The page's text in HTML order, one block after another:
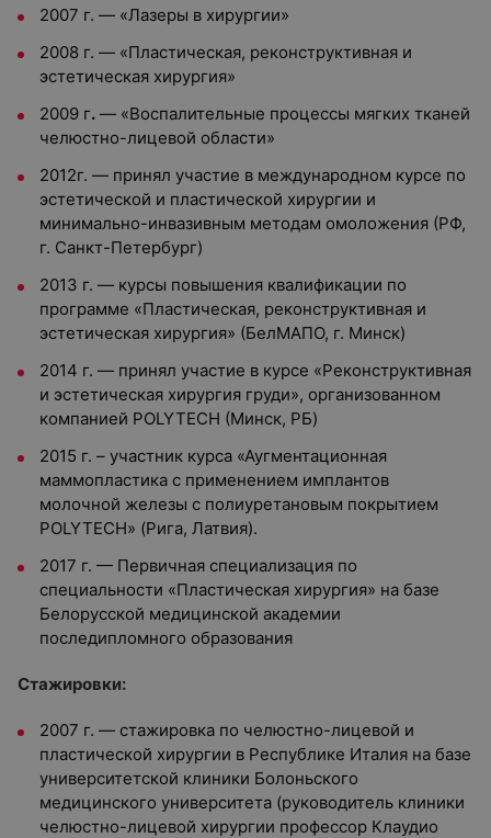
2007 г. — «Лазеры в хирургии»
2008 г. — «Пластическая, реконструктивная и
эстетическая хирургия»
2009 г. — «Воспалительные процессы мягких тканей
челюстно-лицевой области»
2012г. — принял участие в международном курсе по
эстетической и пластической хирургии и
минимально-инвазивным методам омоложения (РФ,
г. Санкт-Петербург)
2013 г. — курсы повышения квалификации по
программе «Пластическая, реконструктивная и
эстетическая хирургия» (БелМАПО, г. Минск)
2014 г. — принял участие в курсе «Реконструктивная
и эстетическая хирургия груди», организованном
компанией POLYTECH (Минск, РБ)
2015 г. – участник курса «Аугментационная
маммопластика с применением имплантов
молочной железы с полиуретановым покрытием
POLYTECH» (Рига, Латвия).
2017 г. — Первичная специализация по
специальности «Пластическая хирургия» на базе
Белорусской медицинской академии
последипломного образования
Стажировки:
2007 г. — стажировка по челюстно-лицевой и
пластической хирургии в Республике Италия на базе
университетской клиники Болоньского
медицинского университета (руководитель клиники
челюстно-лицевой хирургии профессор Клаудио